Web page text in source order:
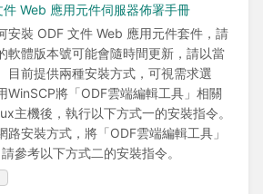
Web 應用元件伺服器佈署手冊
安裝 ODF 文件 Web 應用元件套件，請
軟體版本號可能會隨時間更新，請以當
目前提供兩種安裝方式，可視需求選
WinSCP將「ODF雲端編輯工具」相關
主機後，執行以下方式一的安裝指令。
路安裝方式，將「ODF雲端編輯工具」
參考以下方式二的安裝指令。